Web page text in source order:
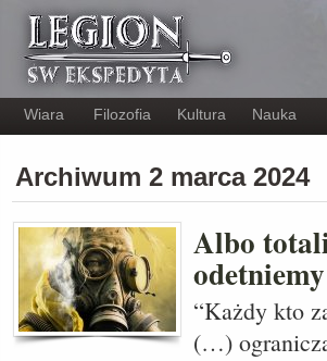
Wiara Filozofia Kultura Nauka
Archiwum 2 marca 2024
Albo
“Każdy kto
(…)